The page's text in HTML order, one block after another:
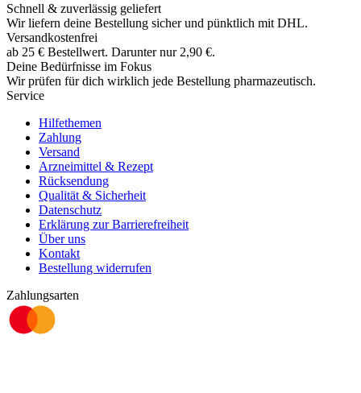
Schnell & zuverlässig geliefert
Wir liefern deine Bestellung sicher und pünktlich mit DHL.
Versandkostenfrei
ab 25 € Bestellwert. Darunter nur 2,90 €.
Deine Bedürfnisse im Fokus
Wir prüfen für dich wirklich jede Bestellung pharmazeutisch.
Service
Hilfethemen
Zahlung
Versand
Arzneimittel & Rezept
Rücksendung
Qualität & Sicherheit
Datenschutz
Erklärung zur Barrierefreiheit
Über uns
Kontakt
Bestellung widerrufen
Zahlungsarten